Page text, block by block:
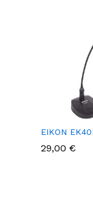
EIKON
29,00 €